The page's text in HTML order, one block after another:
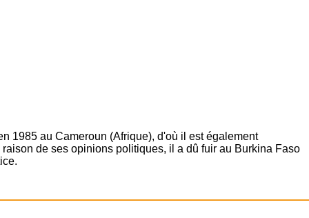
1985 au Cameroun (Afrique), d'où il est également
de ses opinions politiques, il a dû fuir au Burkina Faso